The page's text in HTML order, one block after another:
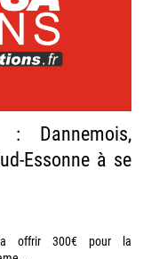
: Dannemois,
Essonne à se
offrir 300€ pour la